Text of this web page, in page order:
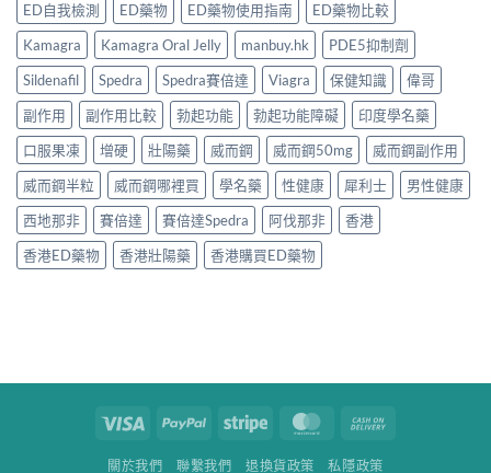
ED自我檢測
ED藥物 ED藥物使用指南
ED藥物比較
Kamagra
Kamagra Oral Jelly manbuy.hk
PDE5抑制劑
Sildenafil
Spedra Spedra賽倍達 Viagra 保健知識
偉哥
副作用
副作用比較 勃起功能 勃起功能障礙
印度學名藥
口服果凍
增硬 壯陽藥 威而鋼 威而鋼50mg
威而鋼副作用
威而鋼半粒
威而鋼哪裡買 學名藥 性健康 犀利士
男性健康
西地那非
賽倍達 賽倍達Spedra 阿伐那非
香港
香港ED藥物
香港壯陽藥 香港購買ED藥物
Visa PayPal Stripe MasterCard
關於我們 聯繫我們 退換貨政策 私隱政策